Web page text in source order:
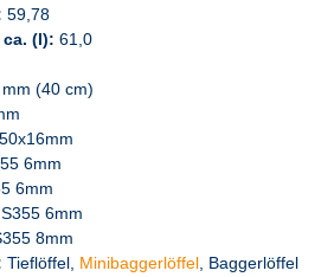
59,78
ca. (l): 61,0
(40 cm)
6mm
6mm
S355 6mm
8mm
Tieflöffel, Minibaggerlöffel , Baggerlöffel